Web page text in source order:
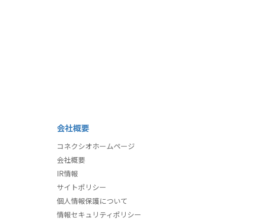
会社概要
コネクシオホームページ
会社概要
IR情報
サイトポリシー
個人情報保護について
情報セキュリティポリシー